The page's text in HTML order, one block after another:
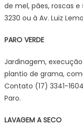
de mel, pães, roscas
3230 ou à Av. Luiz
PARO VERDE
Jardinagem,
plantio de grama,
Contato (17) 3341-
Paro.
LAVAGEM A SECO